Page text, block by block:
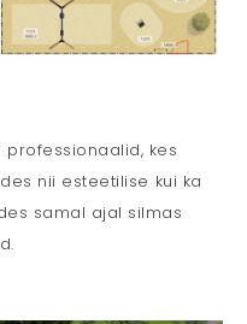
kes
nii esteetilise kui ka
samal ajal silmas